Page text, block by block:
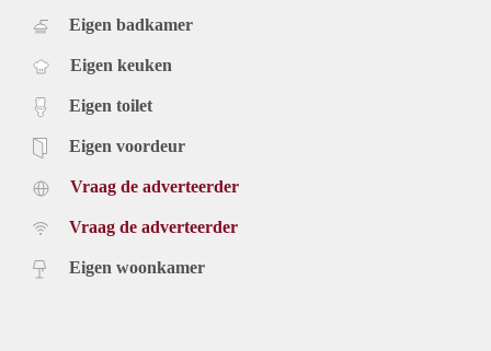
Eigen badkamer
Eigen keuken
Eigen toilet
Eigen voordeur
Vraag de adverteerder
Vraag de adverteerder
Eigen woonkamer